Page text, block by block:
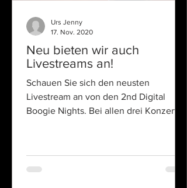
Neu bieten wir auch
Livestreams an!
Schauen Sie sich den neusten
Livestream an von den 2nd Digital
Boogie Nights. Bei allen drei Konzerten
Urs Jenny
17. Nov. 2020